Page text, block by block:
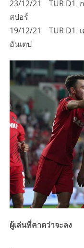
23/12/21 TUR D1
สปอร์
19/12/21 TUR D1 เ
อันเตป
ผู้เล่นที่คาดว่าจะลง